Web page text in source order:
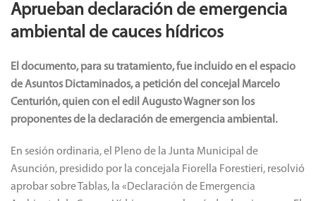
Aprueban declaración de emergencia
ambiental de cauces hídricos
El documento, para su tratamiento, fue incluido en el espacio
de Asuntos Dictaminados, a petición del concejal Marcelo
Centurión, quien con el edil Augusto Wagner son los
proponentes de la declaración de emergencia ambiental.
En sesión ordinaria, el Pleno de la Junta Municipal de
Asunción, presidido por la concejala Fiorella Forestieri, resolvió
aprobar sobre Tablas, la «Declaración de Emergencia